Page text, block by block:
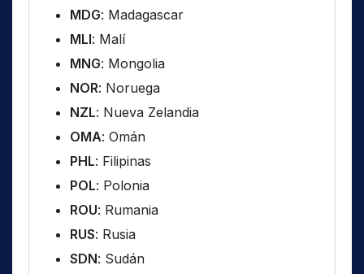
MDG: Madagascar
MLI: Malí
MNG: Mongolia
NOR: Noruega
NZL: Nueva Zelandia
OMA: Omán
PHL: Filipinas
POL: Polonia
ROU: Rumania
RUS: Rusia
SDN: Sudán